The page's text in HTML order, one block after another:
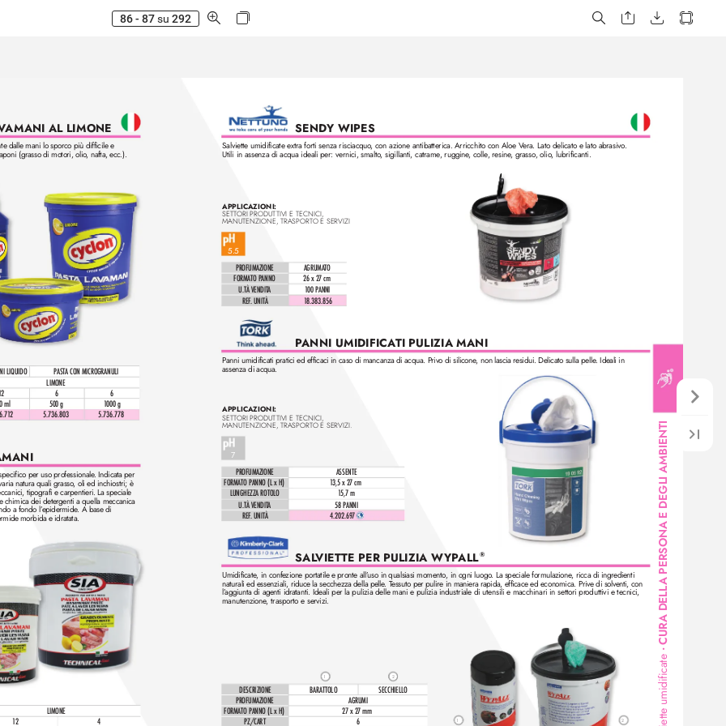
86 - 87 su 292
per uso professionale. Indicata per
natura quali grasso, oli ed inchiostri; è
tipografi e carpentieri. La speciale
chimica dei detergenti a quella meccanica
a fondo l’epidermide. A base di
morbida e idratata.
dalle mani lo sporco più difficile e
(grasso di motori, olio, nafta, ecc.).
AMANI AL LIMONE
LIQUIDO PASTA CON MICROGRANULI
LIMONE
12 6 6
ml 500 g 1000 g
2 5.736.803 5.736.778
LIMONE
12 4
Panni umidificati pratici ed efficaci in caso di mancanza di acqua. Privo di silicone, non lascia residui. Delicato sulla pelle. Ideali in
assenza di acqua.
PANNI UMIDIFICATI PULIZIA MANI
Salviette umidificate
•
CURA DELL
A PERSONA E DEGLI AMBIENTI
Salviette umidificate extra forti senza risciacquo, con azione antibatterica. Arricchito con Aloe Vera. Lato delicato e lato abrasivo.
Utili in assenza di acqua ideali per: vernici, smalto, sigillanti, catrame, ruggine, colle, resine, grasso, olio, lubrificanti.
SENDY WIPES
PROFUMAZIONE
ASSENTE
FORMATO PANNO (L x H)
13,5 x 27 cm
LUNGHEZZA ROTOLO
15,7 m
U.TÀ VENDITA 58 PANNI
REF. UNITÀ 4.202.697
PROFUMAZIONE AGRUMATO
FORMATO PANNO
26 x 27 cm
U.TÀ VENDITA 100 PANNI
REF. UNITÀ 18.383.856
7
APPLICAZIONI:
SETTORI PRODUTTIVI E TECNICI,
MANUTENZIONE, TRASPORTO E SERVIZI
APPLICAZIONI:
SETTORI PRODUTTIVI E TECNICI,
MANUTENZIONE, TRASPORTO E SERVIZI.
DESCRIZIONE BARATTOLO
SECCHIELLO
PROFUMAZIONE
AGRUMI
FORMATO PANNO (L x H)
27 x 27 mm
PZ/CART 6
2
2
5.5
Umidificate, in confezione portatile e pronte all’uso in qualsiasi momento, in ogni luogo. La speciale formulazione, ricca di ingredienti
naturali ed essenziali, riduce la secchezza della pelle. Tessuto per pulire in maniera rapida, efficace ed economica. Prive di solventi, con
l’aggiunta di agenti idratanti. Ideali per la pulizia delle mani e pulizia industriale di utensili e macchinari in settori produttivi e tecnici,
manutenzione, trasporto e servizi.
SALVIETTE PER PULIZIA WYPALL ®